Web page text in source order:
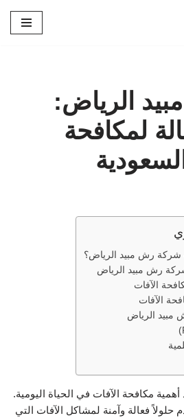
الرياض:
لمكافحة
شركة رش مبيد الرياض؟
رش مبيد الرياض
الآفات
الآفات
مبيد الرياض
مكافحة الآفات في الحياة اليومية.
فعالة وآمنة لمشاكل الآفات التي